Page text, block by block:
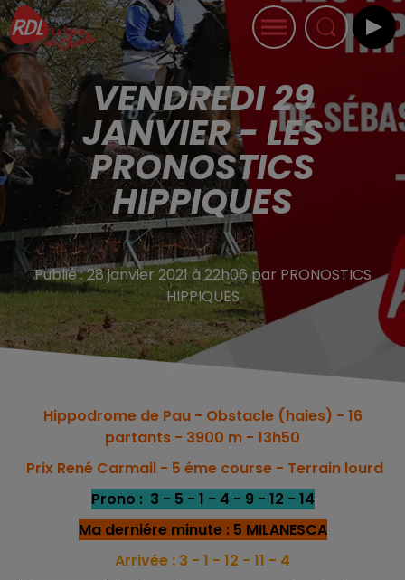
VENDREDI 29
JANVIER - LES
PRONOSTICS
HIPPIQUES
Publié : 28 janvier 2021 à 22h06 par PRONOSTICS
HIPPIQUES
Hippodrome de Pau - Obstacle (haies) - 16
partants - 3900 m - 13h50
Prix René Carmail - 5 éme course - Terrain lourd
Prono : 3 - 5 - 1 - 4 - 9 - 12 - 14
Ma derniére minute : 5 MILANESCA
Arrivée : 3 - 1 - 12 - 11 - 4